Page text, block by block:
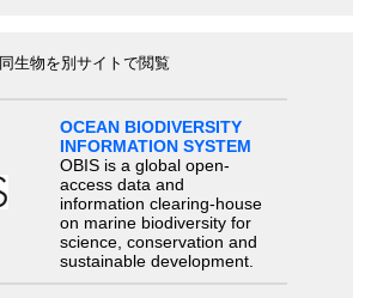
同生物を別サイトで閲覧
OCEAN BIODIVERSITY
INFORMATION SYSTEM
OBIS is a global open-
access data and
information clearing-house
on marine biodiversity for
science, conservation and
sustainable development.